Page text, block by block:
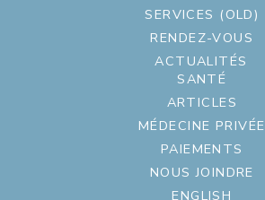
SERVICES (OLD)
RENDEZ-VOUS
ACTUALITÉS
SANTÉ
ARTICLES
MÉDECINE PRIVÉE
PAIEMENTS
NOUS JOINDRE
ENGLISH